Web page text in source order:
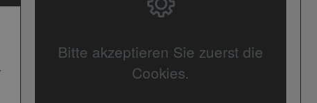
Bitte akzeptieren Sie zuerst die
Cookies.